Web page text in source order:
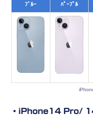
ﾌﾞﾙｰ ﾊﾟｰﾌﾟﾙ
・iPhone14 Pro/